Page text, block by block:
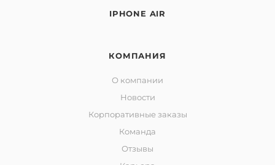
IPHONE AIR
КОМПАНИЯ
О компании
Новости
Корпоративные заказы
Команда
Отзывы